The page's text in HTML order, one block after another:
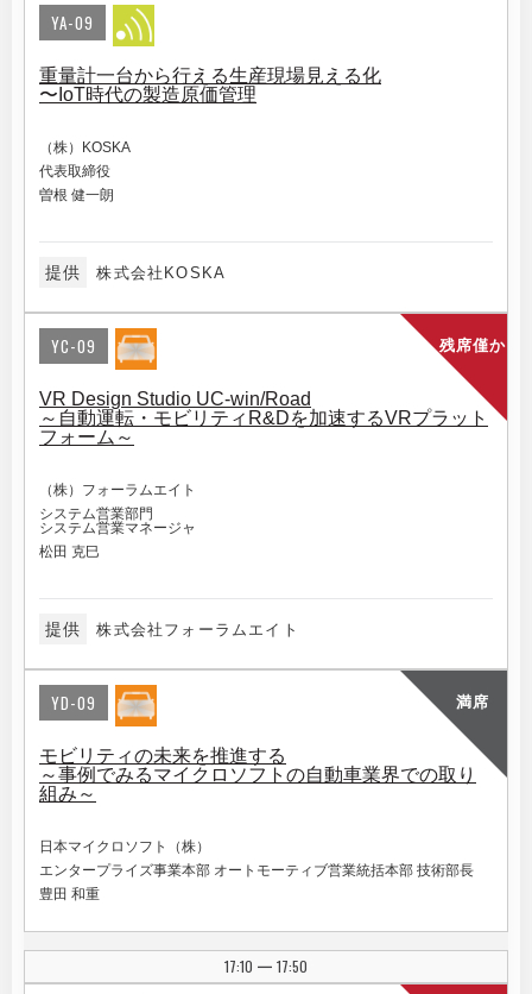
YA-09
重量計一台から行える生産現場見える化
〜IoT時代の製造原価管理
（株）KOSKA
代表取締役
曽根 健一朗
提供 株式会社KOSKA
残席僅か
YC-09
VR Design Studio UC-win/Road
～自動運転・モビリティR&Dを加速するVRプラット
フォーム～
（株）フォーラムエイト
システム営業部門
システム営業マネージャ
松田 克巳
提供 株式会社フォーラムエイト
満席
YD-09
モビリティの未来を推進する
～事例でみるマイクロソフトの自動車業界での取り
組み～
日本マイクロソフト（株）
エンタープライズ事業本部 オートモーティブ営業統括本部 技術部長
豊田 和重
17:10 | 17:50